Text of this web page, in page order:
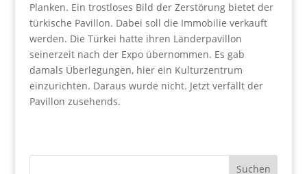
Planken. Ein trostloses Bild der Zerstörung bietet der
türkische Pavillon. Dabei soll die Immobilie verkauft
werden. Die Türkei hatte ihren Länderpavillon
seinerzeit nach der Expo übernommen. Es gab
damals Überlegungen, hier ein Kulturzentrum
einzurichten. Daraus wurde nicht. Jetzt verfällt der
Pavillon zusehends.